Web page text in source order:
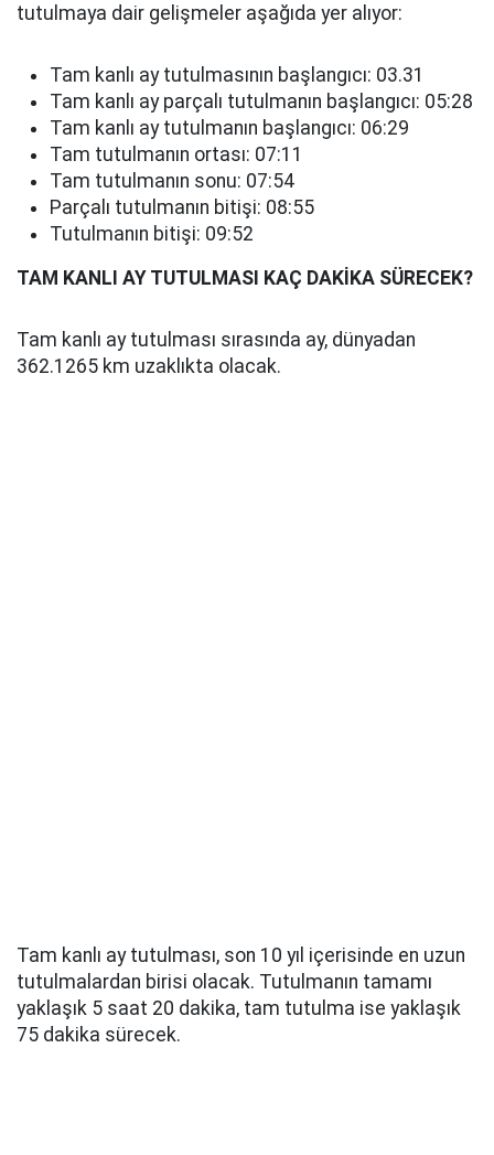
tutulmaya dair gelişmeler aşağıda yer alıyor:
Tam kanlı ay tutulmasının başlangıcı: 03.31
Tam kanlı ay parçalı tutulmanın başlangıcı: 05:28
Tam kanlı ay tutulmanın başlangıcı: 06:29
Tam tutulmanın ortası: 07:11
Tam tutulmanın sonu: 07:54
Parçalı tutulmanın bitişi: 08:55
Tutulmanın bitişi: 09:52
TAM KANLI AY TUTULMASI KAÇ DAKİKA SÜRECEK?
Tam kanlı ay tutulması sırasında ay, dünyadan
362.1265 km uzaklıkta olacak.
Tam kanlı ay tutulması, son 10 yıl içerisinde en uzun
tutulmalardan birisi olacak. Tutulmanın tamamı
yaklaşık 5 saat 20 dakika, tam tutulma ise yaklaşık
75 dakika sürecek.